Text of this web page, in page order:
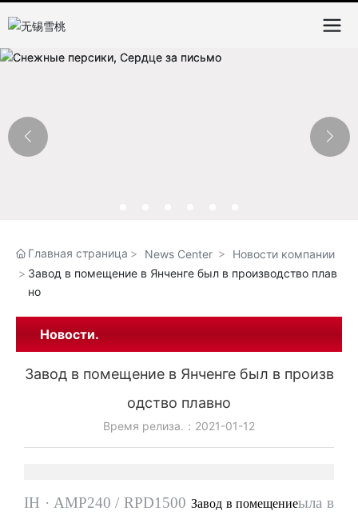
Главная страница News Center
Новости компании
Завод в помещение в Янченге был в производство плав
но
Новости.
Завод в помещение в Янченге был в произв
одство плавно
Время релиза.： 2021-01-12
IH · AMP240 / RPD1500 Завод в помещениеыла в